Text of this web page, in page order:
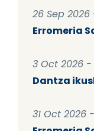
26 Sep 2026
Erromeria
3 Oct 2026 -
Dantza
31 Oct 2026